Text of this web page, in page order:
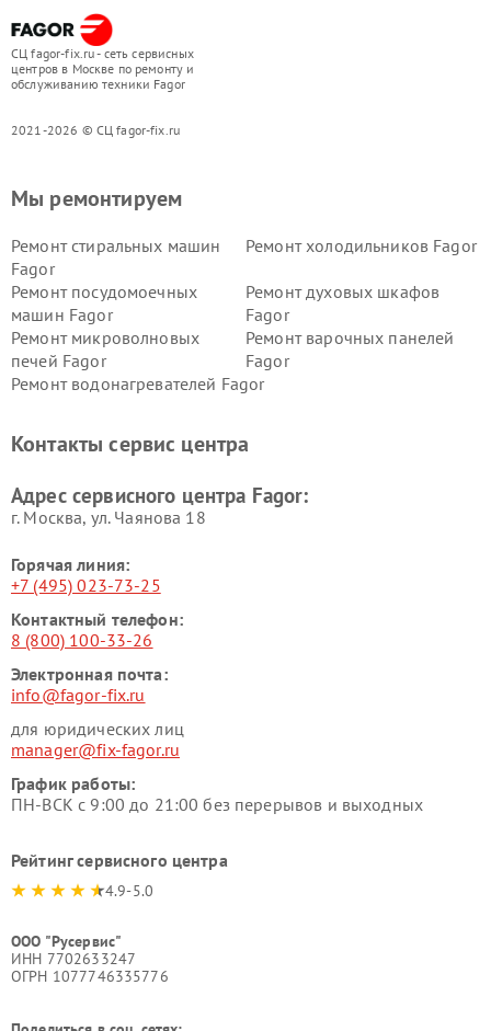
СЦ fagor-fix.ru - сеть сервисных
центров в Москве по ремонту и
обслуживанию техники Fagor
2021-2026 © СЦ fagor-fix.ru
Мы ремонтируем
Ремонт стиральных машин
Fagor
Ремонт холодильников Fagor
Ремонт посудомоечных
машин Fagor
Ремонт духовых шкафов
Fagor
Ремонт микроволновых
печей Fagor
Ремонт варочных панелей
Fagor
Ремонт водонагревателей Fagor
Контакты сервис центра
Адрес сервисного центра Fagor:
г. Москва, ул. Чаянова 18
Горячая линия:
+7 (495) 023-73-25
Контактный телефон:
8 (800) 100-33-26
Электронная почта:
info@fagor-fix.ru
для юридических лиц
manager@fix-fagor.ru
График работы:
ПН-ВСК с 9:00 до 21:00 без перерывов и выходных
Рейтинг сервисного центра
4.9-5.0
ООО "Русервис"
ИНН 7702633247
ОГРН 1077746335776